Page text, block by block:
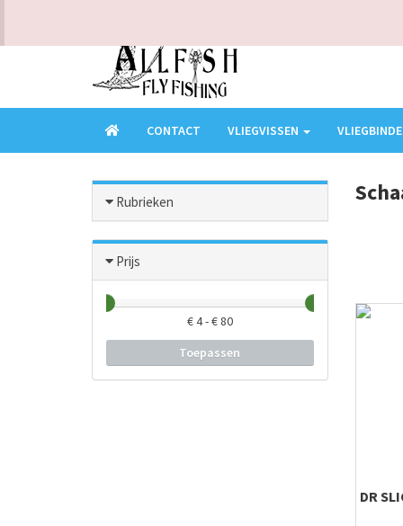
CONTACT VLIEGVISSEN
Rubrieken
Prijs
€4- €80
Toepassen
DR